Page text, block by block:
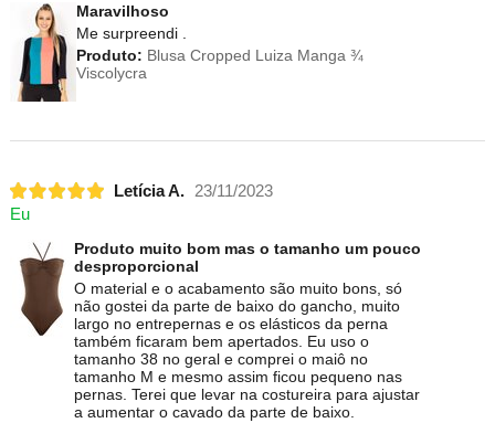
Maravilhoso
Me surpreendi .
Produto: Blusa Cropped Luiza Manga ¾
Viscolycra
Letícia A.
23/11/2023
Eu
Produto muito bom mas o tamanho um pouco
desproporcional
O material e o acabamento são muito bons, só
não gostei da parte de baixo do gancho, muito
largo no entrepernas e os elásticos da perna
também ficaram bem apertados. Eu uso o
tamanho 38 no geral e comprei o maiô no
tamanho M e mesmo assim ficou pequeno nas
pernas. Terei que levar na costureira para ajustar
a aumentar o cavado da parte de baixo.